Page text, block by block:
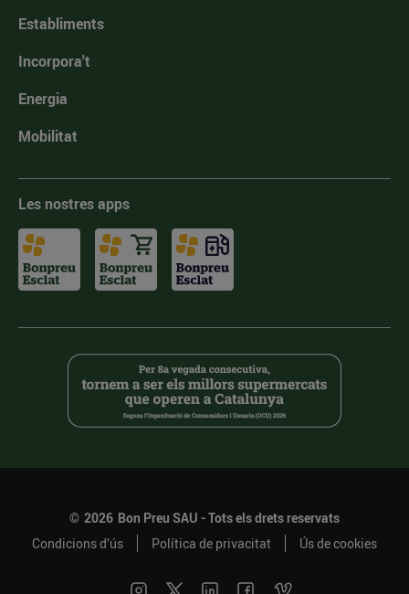
Establiments
Incorpora't
Energia
Mobilitat
Les nostres apps
© 2026 Bon Preu SAU - Tots els drets reservats
Condicions d’ús
Política de privacitat Ús de cookies